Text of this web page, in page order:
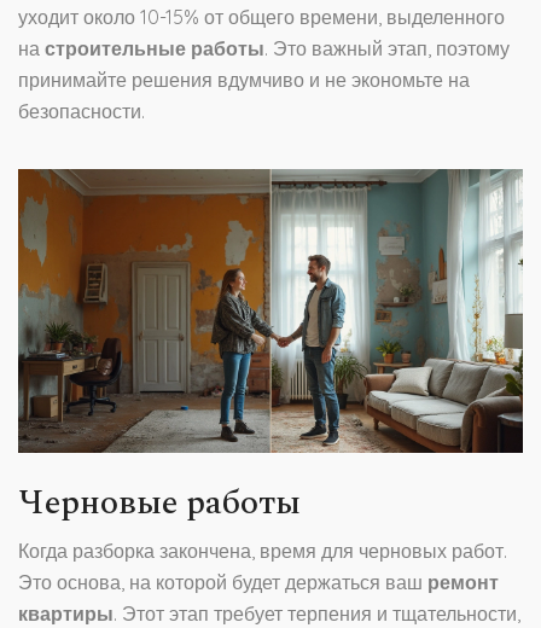
уходит около 10-15% от общего времени, выделенного
на строительные работы. Это важный этап, поэтому
принимайте решения вдумчиво и не экономьте на
безопасности.
Черновые работы
Когда разборка закончена, время для черновых работ.
Это основа, на которой будет держаться ваш ремонт
квартиры. Этот этап требует терпения и тщательности,